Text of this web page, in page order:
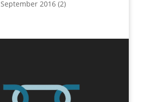
September 2016(2)